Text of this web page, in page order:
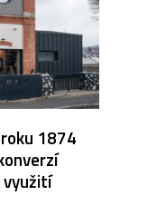
1874
využití